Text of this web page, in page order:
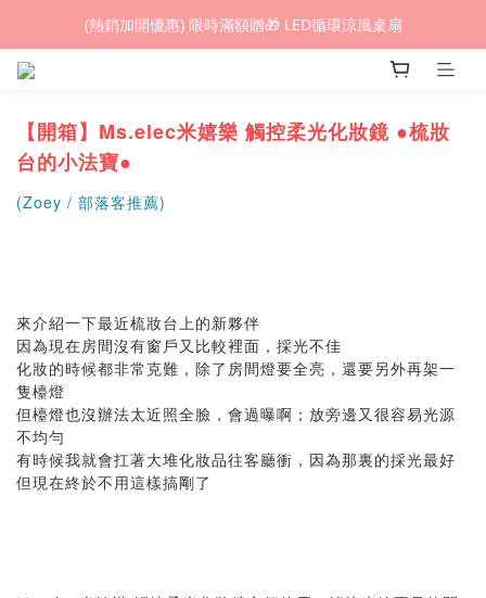
(熱銷加開優惠) 限時滿額贈🎁 LED循環涼風桌扇
(熱銷加開優惠) 限時滿額贈🎁 LED循環涼風桌扇
城鎮韌性(防空)演習期間，網頁載入速度可能延遲。
(熱銷加開優惠) 限時滿額贈🎁 LED循環涼風桌扇
【開箱】Ms.elec米嬉樂 觸控柔光化妝鏡 ●梳妝
台的小法寶●
(Zoey / 部落客推薦)
來介紹一下最近梳妝台上的新夥伴
因為現在房間沒有窗戶又比較裡面，採光不佳
化妝的時候都非常克難，除了房間燈要全亮，還要另外再架一
隻檯燈
但檯燈也沒辦法太近照全臉，會過曝啊；放旁邊又很容易光源
不均勻
有時候我就會扛著大堆化妝品往客廳衝，因為那裏的採光最好
但現在終於不用這樣搞剛了